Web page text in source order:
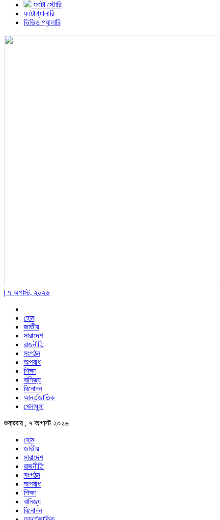
ফটো স্টোরি
ফটোগ্যালারি
ভিডিও গ্যালারি
| ৭ অগাস্ট, ২০২৬
হোম
জাতীয়
সারাদেশ
রাজনীতি
সংগঠন
অপরাধ
শিক্ষা
বানিজ্য
বিনোদন
আর্ন্তজাতিক
খেলাধুলা
শুক্রবার , ৭ অগাস্ট ২০২৬
হোম
জাতীয়
সারাদেশ
রাজনীতি
সংগঠন
অপরাধ
শিক্ষা
বানিজ্য
বিনোদন